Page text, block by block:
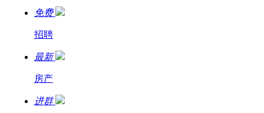
免费
招聘
最新
房产
进群